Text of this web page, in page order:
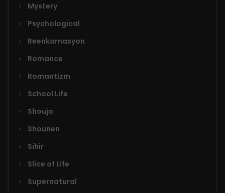
Mystery
Psychological
Reenkarnasyon
Romance
Romantizm
School Life
Shoujo
Shounen
Sihir
Slice of Life
Supernatural